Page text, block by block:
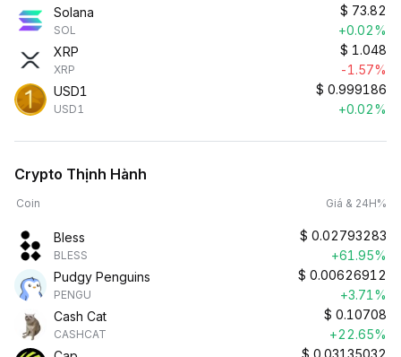
Solana
SOL
$ 73.82
+0.02%
XRP
XRP
$ 1.048
-1.57%
USD1
USD1
$ 0.999186
+0.02%
Crypto Thịnh Hành
Coin Giá & 24H%
Bless
BLESS
$ 0.02793283
+61.95%
Pudgy Penguins
PENGU
$ 0.00626912
+3.71%
Cash Cat
CASHCAT
$ 0.10708
+22.65%
$ 0.03135032